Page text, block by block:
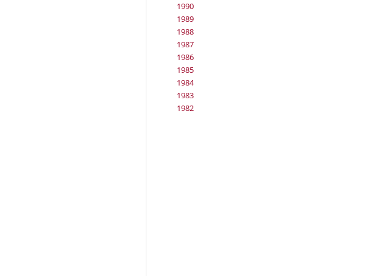
1990
1989
1988
1987
1986
1985
1984
1983
1982